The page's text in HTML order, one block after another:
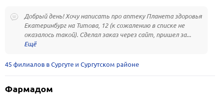
Добрый день! Хочу написать про аптеку Планета здоровья
Екатеринбург на Титова, 12 (к сожалению в списке не
оказалось такой). Сделал заказ через сайт, пришел за...
45 филиалов в Сургуте и Сургутском районе
Фармадом